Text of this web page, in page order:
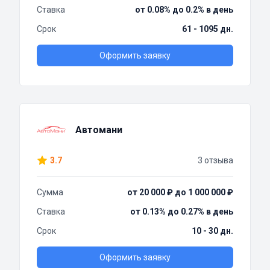
Ставка
от 0.08% до 0.2% в день
Срок
61 - 1095 дн.
Оформить заявку
Автомани
3.7 3 отзыва
Сумма
от 20 000 ₽ до 1 000 000 ₽
Ставка
от 0.13% до 0.27% в день
Срок
10 - 30 дн.
Оформить заявку